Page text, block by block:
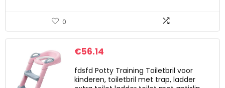
0
€56.14
fdsfd Potty Training Toiletbril voor
kinderen, toiletbril met trap, ladder